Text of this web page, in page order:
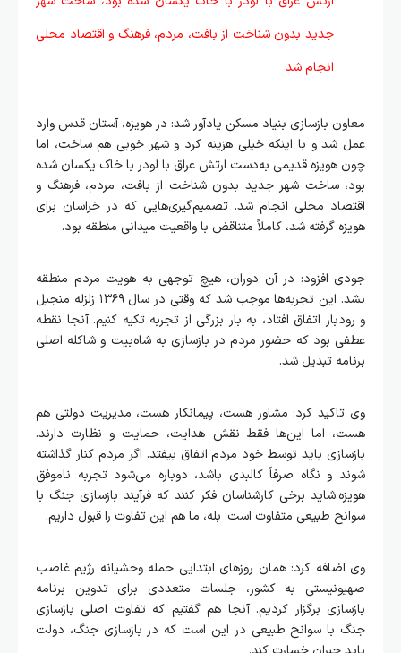
جدید بدون شناخت از بافت، مردم، فرهنگ و اقتصاد محلی
انجام شد
معاون بازسازی بنیاد مسکن یادآور شد: در هویزه، آستان قدس وارد
عمل شد و با اینکه خیلی هزینه کرد و شهر خوبی هم ساخت، اما
چون هویزه قدیمی به‌دست ارتش عراق با لودر با خاک یکسان شده
بود، ساخت شهر جدید بدون شناخت از بافت، مردم، فرهنگ و
اقتصاد محلی انجام شد. تصمیم‌گیری‌هایی که در خراسان برای
هویزه گرفته شد، کاملاً متناقض با واقعیت میدانی منطقه بود.
جودی افزود: در آن دوران، هیچ توجهی به هویت مردم منطقه
نشد. این تجربه‌ها موجب شد که وقتی در سال ۱۳۶۹ زلزله منجیل
و رودبار اتفاق افتاد، به بار بزرگی از تجربه تکیه کنیم. آنجا نقطه
عطفی بود که حضور مردم در بازسازی به شاه‌بیت و شاکله اصلی
برنامه تبدیل شد.
وی تاکید کرد: مشاور هست، پیمانکار هست، مدیریت دولتی هم
هست، اما این‌ها فقط نقش هدایت، حمایت و نظارت دارند.
بازسازی باید توسط خود مردم اتفاق بیفتد. اگر مردم کنار گذاشته
شوند و نگاه صرفاً کالبدی باشد، دوباره می‌شود تجربه ناموفق
هویزه.شاید برخی کارشناسان فکر کنند که فرآیند بازسازی جنگ با
سوانح طبیعی متفاوت است؛ بله، ما هم این تفاوت را قبول داریم.
وی اضافه کرد: همان روزهای ابتدایی حمله وحشیانه رژیم غاصب
صهیونیستی به کشور، جلسات متعددی برای تدوین برنامه
بازسازی برگزار کردیم. آنجا هم گفتیم که تفاوت اصلی بازسازی
جنگ با سوانح طبیعی در این است که در بازسازی جنگ، دولت